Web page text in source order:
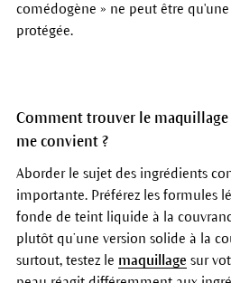
comédogène » ne peut être qu'une
protégée.
Comment trouver le
me convient ?
Aborder le sujet des ingrédients
importante. Préférez les formules
fonde de teint liquide à la
plutôt qu’une version solide à la
surtout, testez le maquillage sur